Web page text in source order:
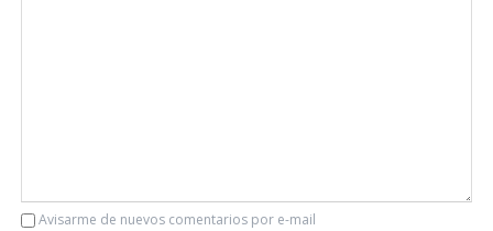
Comentario
Avisarme de nuevos comentarios por e-mail